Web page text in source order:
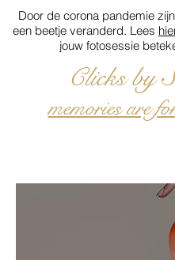
Clicks by
memories are
Door de corona pandemie
een beetje veranderd. Lees
jouw fotosessie